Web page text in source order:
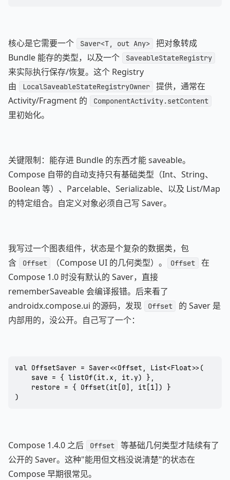
核心是它需要一个 Saver<T, out Any>
把对象转成
Bundle 能存的类型，以及一个
SaveableStateRegistry
来实际执行保存/恢复。这个 Registry
由
LocalSaveableStateRegistryOwner
提供，通常在
Activity/Fragment 的
ComponentActivity.setContent
里初始化。
关键限制：能存进 Bundle 的东西才能 saveable。
Compose 自带的自动支持只有基础类型（Int、String、
Boolean 等）、Parcelable、Serializable、以及 List/Map
的特定组合。自定义对象必须自己写 Saver。
我写过一个图表组件，状态是个复杂的数据类，包
含
Offset （Compose UI 的几何类型）。 Offset
在
Compose 1.0 时没有默认的 Saver，直接
rememberSaveable 会编译报错。后来看了
androidx.compose.ui 的源码，发现
Offset
的 Saver 是
内部用的，没公开。自己写了一个：
val OffsetSaver = Saver<<Offset, List<Float>>(
    save = { listOf(it.x, it.y) },
    restore = { Offset(it[0], it[1]) }
)
Compose 1.4.0 之后 Offset
等基础几何类型才陆续有了
公开的 Saver。这种"能用但文档没说清楚"的状态在
Compose 早期很常见。